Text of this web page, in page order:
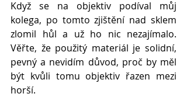
Když se na objektiv podíval můj
kolega, po tomto zjištění nad sklem
zlomil hůl a už ho nic nezajímalo.
Věřte, že použitý materiál je solidní,
pevný a nevidím důvod, proč by měl
být kvůli tomu objektiv řazen mezi
horší.